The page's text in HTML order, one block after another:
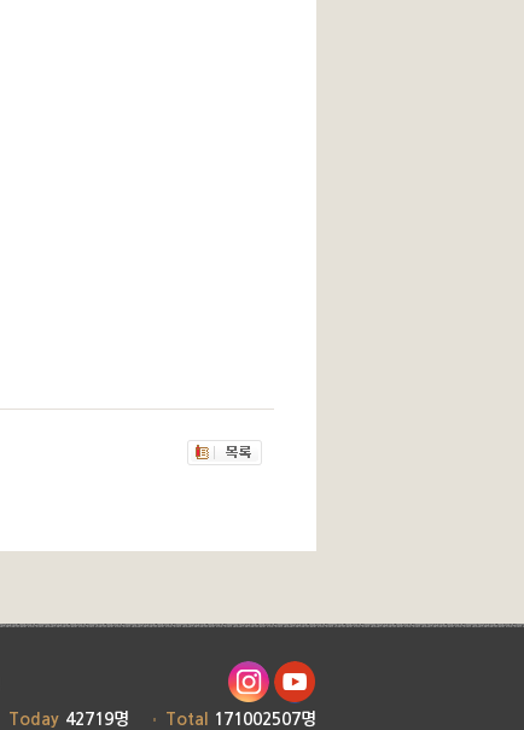
Today 42719명 Total 171002507명